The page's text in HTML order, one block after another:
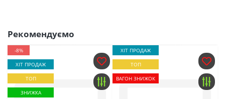
Рекомендуємо
-8%
ХІТ ПРОДАЖ
ТОП
ЗНИЖКА
ХІТ ПРОДАЖ
ТОП
ВАГОН ЗНИЖОК